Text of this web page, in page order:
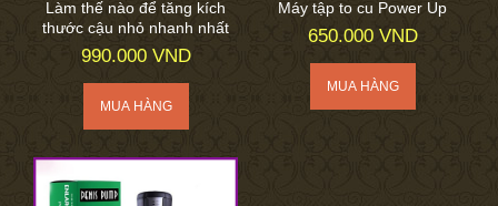
Làm thế nào để tăng kích
thước cậu nhỏ nhanh nhất
990.000 VND
Máy tập to cu Power Up
650.000 VND